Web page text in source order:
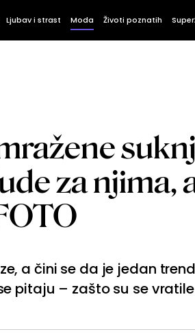
Ljubav i strast Moda Životi poznatih
za njima,
a čini se da je jedan
pitaju – zašto su se